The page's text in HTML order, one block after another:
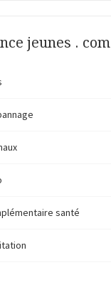
jeunes . com
santé